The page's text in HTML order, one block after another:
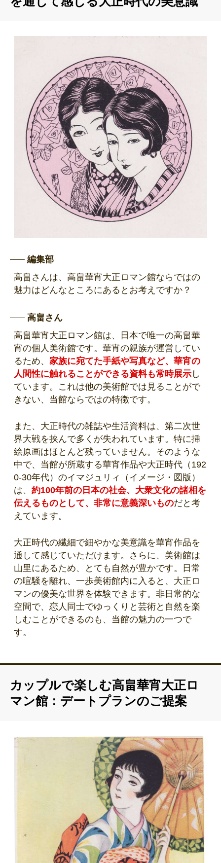
編集部
高畠さんは、高畠華宵大正ロマン館ならではの
魅力はどんなところにあるとお考えですか？
高畠さん
高畠華宵大正ロマン館は、日本で唯一の高畠華
宵の個人美術館です。華宵の親族が運営してい
るため、 家族に宛てた手紙や写真など、華宵の
人間性に触れることができる資料も常時展示 し
ています。これは他の美術館では見ることがで
きない、当館ならではの特徴です。
また、大正時代の雑誌や生活資料は、第二次世
界大戦を挟んで多くが失われています。特に挿
絵原画はほとんど残っていません。そのような
中で、当館が所蔵する華宵作品や大正時代（192
0-30年代）のイマジュリィ（イメージ・図版）
は、 約100年前の日本の社会、大衆文化の諸相を
伝えるものとして、非常に意義深いものだと考
えています。
大正時代の繊細で細やかな美意識を華宵作品を
通して感じていただけます。さらに、美術館は
山里にあるため、とても自然が豊かです。日常
の喧騒を離れ、一歩美術館内に入ると、大正ロ
マンの優美な世界を体験できます。非日常的な
空間で、恋人同士でゆっくりと芸術と自然を楽
しむことができるのも、当館の魅力の一つで
す。
カップルで楽しむ高畠華宵大正ロ
マン館：デートプランのご提案